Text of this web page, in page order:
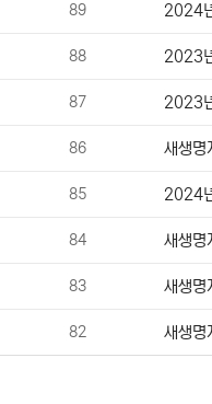
89 2024
88 2023
87 2023
86 새생명
85 2024
84 새생
83 새생명
82 새생명